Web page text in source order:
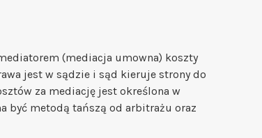
(mediacja umowna) koszty
jest w sądzie i sąd kieruje strony do
za mediację jest określona w
być metodą tańszą od arbitrażu oraz